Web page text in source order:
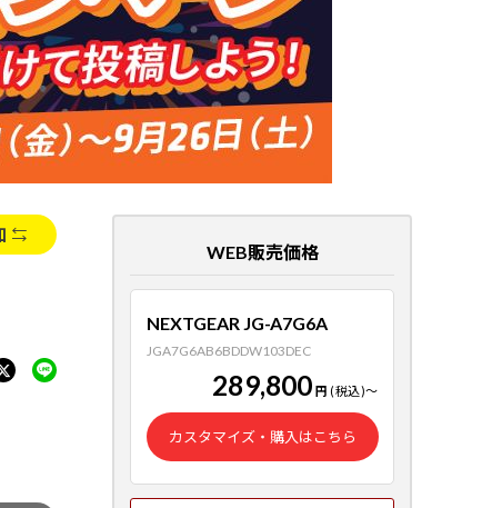
WEB販売価格
NEXTGEAR JG-A7G6A
JGA7G6AB6BDDW103DEC
289,800 円 (税込)～
カスタマイズ・購入はこちら